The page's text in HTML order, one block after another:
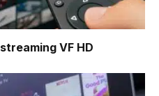
streaming VF HD